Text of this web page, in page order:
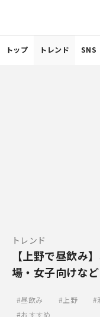
トップ トレンド SNS
トレンド
【上野で昼飲み
場・女子向けなど
昼飲み 上野
おすすめ